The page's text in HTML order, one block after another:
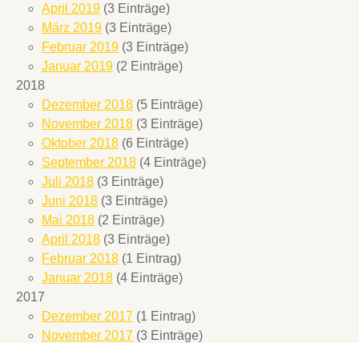
April 2019 (3 Einträge)
März 2019 (3 Einträge)
Februar 2019 (3 Einträge)
Januar 2019 (2 Einträge)
2018
Dezember 2018 (5 Einträge)
November 2018 (3 Einträge)
Oktober 2018 (6 Einträge)
September 2018 (4 Einträge)
Juli 2018 (3 Einträge)
Juni 2018 (3 Einträge)
Mai 2018 (2 Einträge)
April 2018 (3 Einträge)
Februar 2018 (1 Eintrag)
Januar 2018 (4 Einträge)
2017
Dezember 2017 (1 Eintrag)
November 2017 (3 Einträge)